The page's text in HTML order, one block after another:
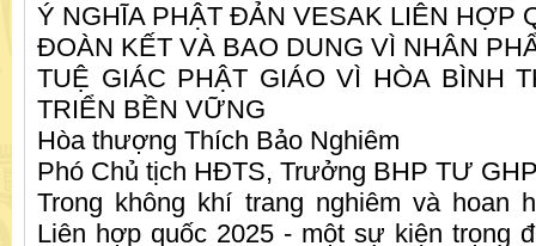
Ý NGHĨA PHẬT ĐẢN VESAK LIÊN HỢP
ĐOÀN KẾT VÀ BAO DUNG VÌ NHÂN
TUỆ GIÁC PHẬT GIÁO VÌ HÒA BÌNH
TRIỂN BỀN VỮNG
Hòa thượng Thích Bảo Nghiêm
Phó Chủ tịch HĐTS, Trưởng BHP TƯ
Trong không khí trang nghiêm và hoan
Liên hợp quốc 2025 - một sự kiện trọng